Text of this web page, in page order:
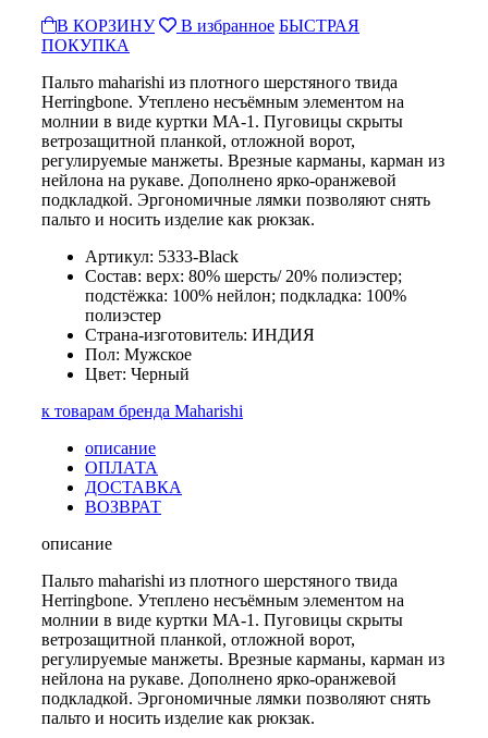
В КОРЗИНУ
В избранное БЫСТРАЯ
ПОКУПКА
Пальто maharishi из плотного шерстяного твида
Herringbone. Утеплено несъёмным элементом на
молнии в виде куртки MA-1. Пуговицы скрыты
ветрозащитной планкой, отложной ворот,
регулируемые манжеты. Врезные карманы, карман из
нейлона на рукаве. Дополнено ярко-оранжевой
подкладкой. Эргономичные лямки позволяют снять
пальто и носить изделие как рюкзак.
Артикул: 5333-Black
Состав: верх: 80% шерсть/ 20% полиэстер;
подстёжка: 100% нейлон; подкладка: 100%
полиэстер
Страна-изготовитель: ИНДИЯ
Пол: Мужское
Цвет: Черный
к товарам бренда Maharishi
описание
ОПЛАТА
ДОСТАВКА
ВОЗВРАТ
описание
Пальто maharishi из плотного шерстяного твида
Herringbone. Утеплено несъёмным элементом на
молнии в виде куртки MA-1. Пуговицы скрыты
ветрозащитной планкой, отложной ворот,
регулируемые манжеты. Врезные карманы, карман из
нейлона на рукаве. Дополнено ярко-оранжевой
подкладкой. Эргономичные лямки позволяют снять
пальто и носить изделие как рюкзак.